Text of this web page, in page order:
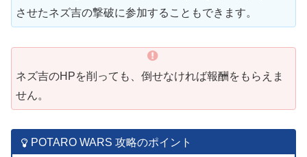
させたネズ吉の撃破に参加することもできます。
ネズ吉のHPを削っても、倒せなければ報酬をもらえま
せん。
POTARO WARS 攻略のポイント